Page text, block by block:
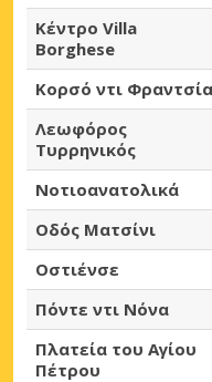
Κέντρο Villa
Borghese
Κορσό ντι Φραντσία
Λεωφόρος
Τυρρηνικός
Νοτιοανατολικά
Οδός Ματσίνι
Οστιένσε
Πόντε ντι Νόνα
Πλατεία του Αγίου
Πέτρου